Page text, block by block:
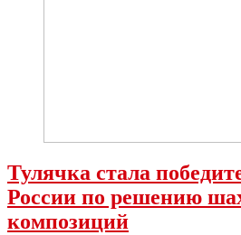
Тулячка стала
России по решению
композиций